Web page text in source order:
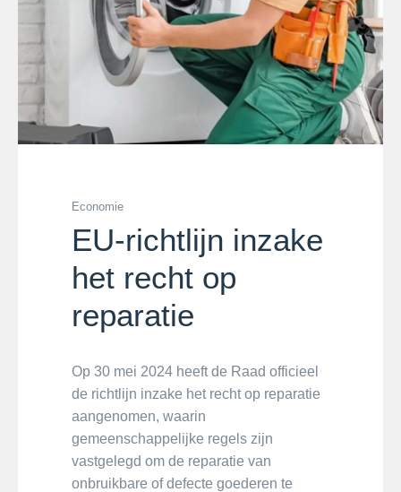
Economie
EU-richtlijn inzake
het recht op
reparatie
Op 30 mei 2024 heeft de Raad officieel
de richtlijn inzake het recht op reparatie
aangenomen, waarin
gemeenschappelijke regels zijn
vastgelegd om de reparatie van
onbruikbare of defecte goederen te